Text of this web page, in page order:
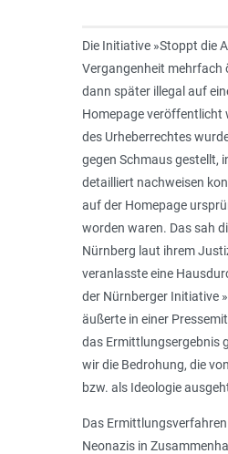
Die Initiative »Stoppt die
Vergangenheit mehrfach
dann später illegal auf
Homepage veröffentlicht
des Urheberrechtes
gegen Schmaus gestellt,
detailliert nachweisen
auf der Homepage
worden waren. Das sah
Nürnberg laut ihrem
veranlasste eine
der Nürnberger Initiative
äußerte in einer
das Ermittlungsergebnis
wir die Bedrohung, die
bzw. als Ideologie
Das
Neonazis in